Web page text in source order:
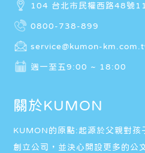
104 台北市民權西路48號
0800-738-899
service@kumon-
週一至五9:00 ~ 18:00
關於KUMON
KUMON的原點:起源於父親對
創立公司，並決心開設更多的公